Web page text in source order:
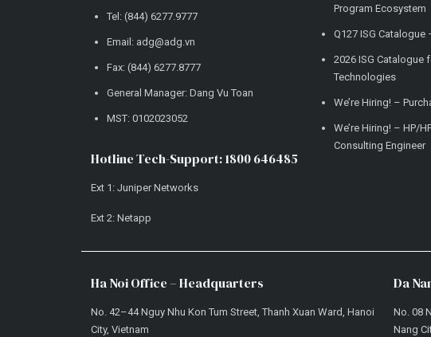
Tel: (844) 6277.9777
Email: adg@adg.vn
Fax: (844) 6277.8777
General Manager: Dang Vu Toan
MST: 0102023052
Hotline Tech-Support: 1800 646485
Ext 1: Juniper Networks
Ext 2: Netapp
Program Ecosystem
Q127 ISG
2026 ISG Catalogue
Technologies
We’re Hiring! –
We’re Hiring! – HP/
Consulting Engineer
Ha Noi Office – Headquarters
No. 42–44 Nguy Nhu Kon Tum Street, Thanh Xuan Ward, Hanoi
City, Vietnam
Da
No. 08
Nang